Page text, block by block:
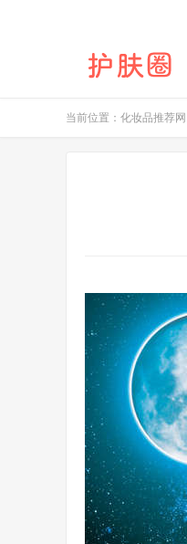
当前位置： 化妆品推荐网